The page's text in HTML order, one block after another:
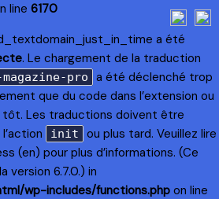
line 6170
a été
. Le chargement de la traduction
magazine-pro
a été déclenché trop
que du code dans l’extension ou
Les traductions doivent être
init
ou plus tard. Veuillez lire
(en) pour plus d’informations. (Ce
version 6.7.0.) in
wp-includes/functions.php on line